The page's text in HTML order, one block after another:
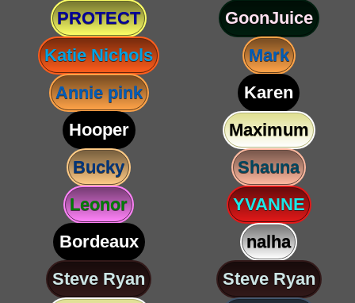
PROTECT
GoonJuice
Katie Nichols
Mark
Annie pink
Karen
Hooper
Maximum
Bucky
Shauna
Leonor
YVANNE
Bordeaux
nalha
Steve Ryan
Steve Ryan